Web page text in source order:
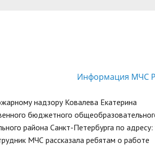
регламенты и
услуг
организации
2022 год
2020 год
2019 год
Протоколы
Информация МЧС
надзору Ковалева Екатерина
бюджетного
Санкт-Петербурга по адресу:
МЧС рассказала ребятам о работе